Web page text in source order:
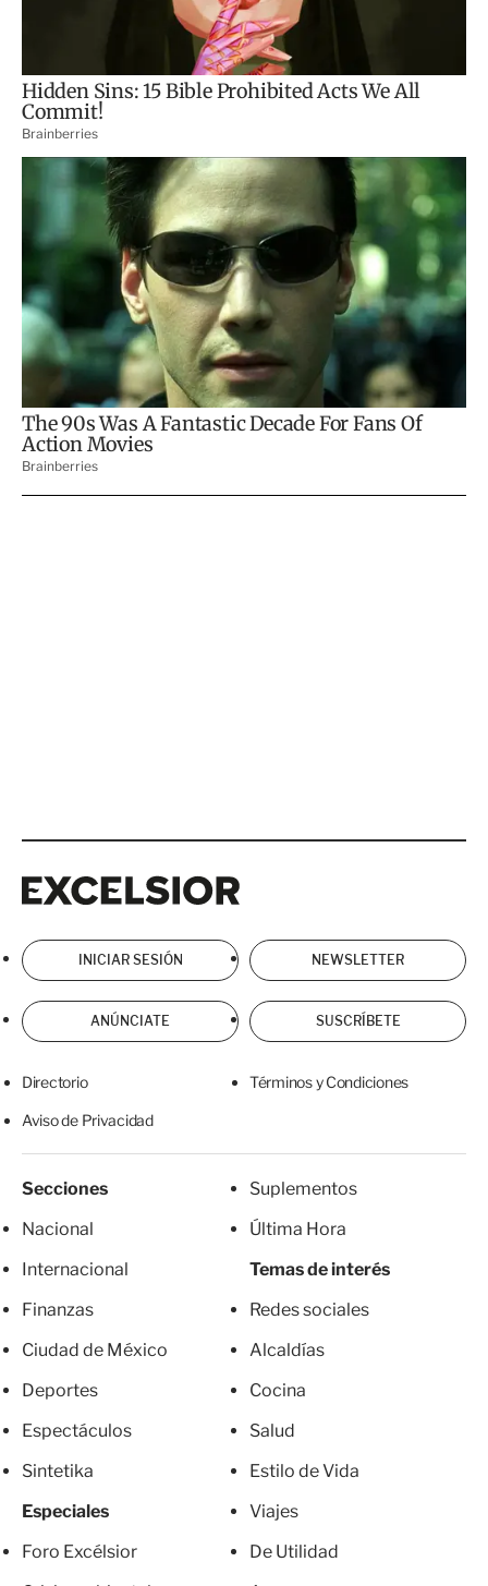
INICIAR SESIÓN NEWSLETTER
ANÚNCIATE SUSCRÍBETE
Directorio Términos y Condiciones
Aviso de Privacidad
Secciones
Nacional
Internacional
Finanzas
Ciudad de México
Deportes
Espectáculos
Sintetika
Especiales
Foro Excélsior
Suplementos
Última Hora
Temas de interés
Redes sociales
Alcaldías
Cocina
Salud
Estilo de Vida
Viajes
De Utilidad